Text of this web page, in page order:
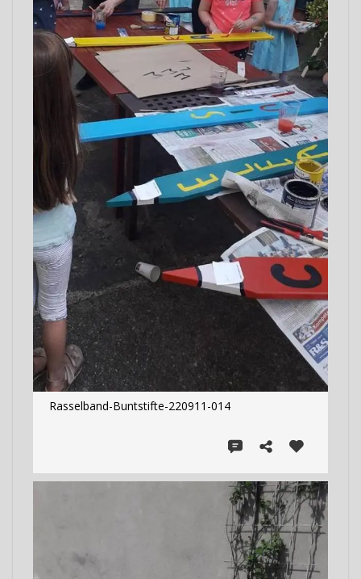
Rasselband-Buntstifte-220911-014